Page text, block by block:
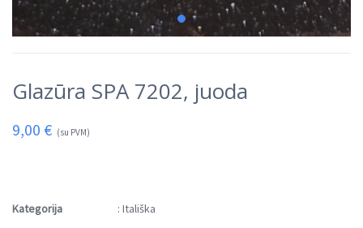
Glazūra SPA 7202, juoda
9,00 € (su PVM)
Kategorija : Itališka